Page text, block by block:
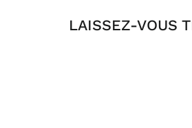
LAISSEZ-VOUS